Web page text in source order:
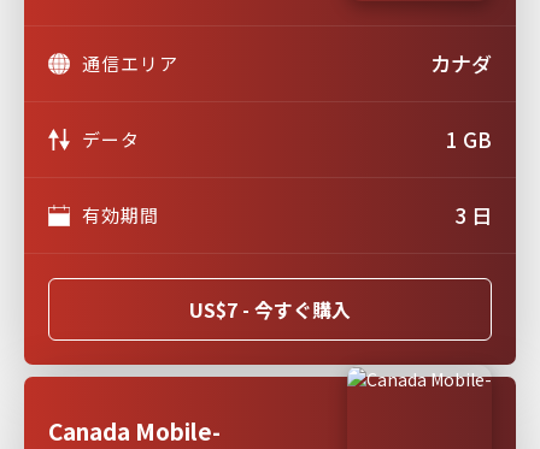
通信エリア カナダ
データ 1 GB
有効期間 3 日
US$7 - 今すぐ購入
Canada Mobile-